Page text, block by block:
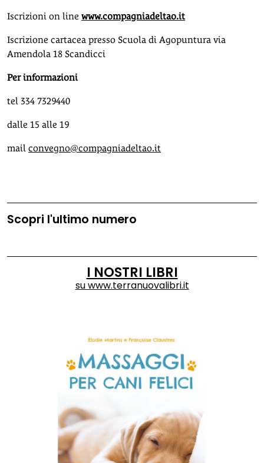
Iscrizioni on line www.compagniadeltao.it
Iscrizione cartacea presso Scuola di Agopuntura via
Amendola 18 Scandicci
Per informazioni
tel 334 7329440
dalle 15 alle 19
mail convegno@compagniadeltao.it
Scopri l'ultimo numero
I NOSTRI LIBRI
suwww.terranuovalibri.it